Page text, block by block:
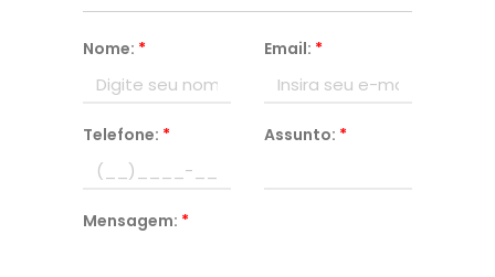
Nome: * Email: *
Telefone: * Assunto: *
Mensagem: *